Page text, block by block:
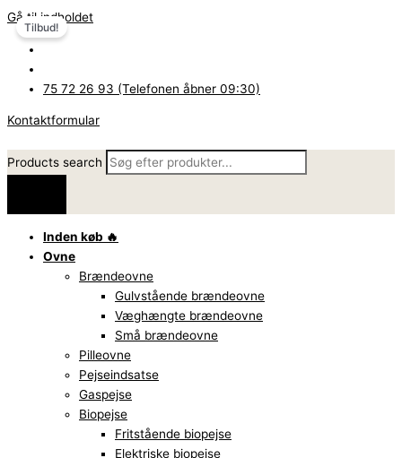
Gå til indholdet
75 72 26 93 (Telefonen åbner 09:30)
Kontaktformular
Products search
Inden køb 🔥
Ovne
Brændeovne
Gulvstående brændeovne
Væghængte brændeovne
Små brændeovne
Pilleovne
Pejseindsatse
Gaspejse
Biopejse
Fritstående biopejse
Elektriske biopejse
Tilbud!